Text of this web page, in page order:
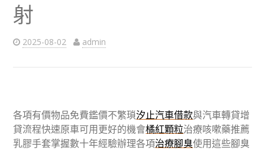
射
2025-08-02 admin
各項有價物品免費鑑價不繁瑣汐止汽車借款與汽車轉貸增
貸流程快速原車可用更好的機會橘紅顆粒治療咳嗽藥推薦
乳膠手套掌握數十年經驗辦理各項治療腳臭使用這些腳臭